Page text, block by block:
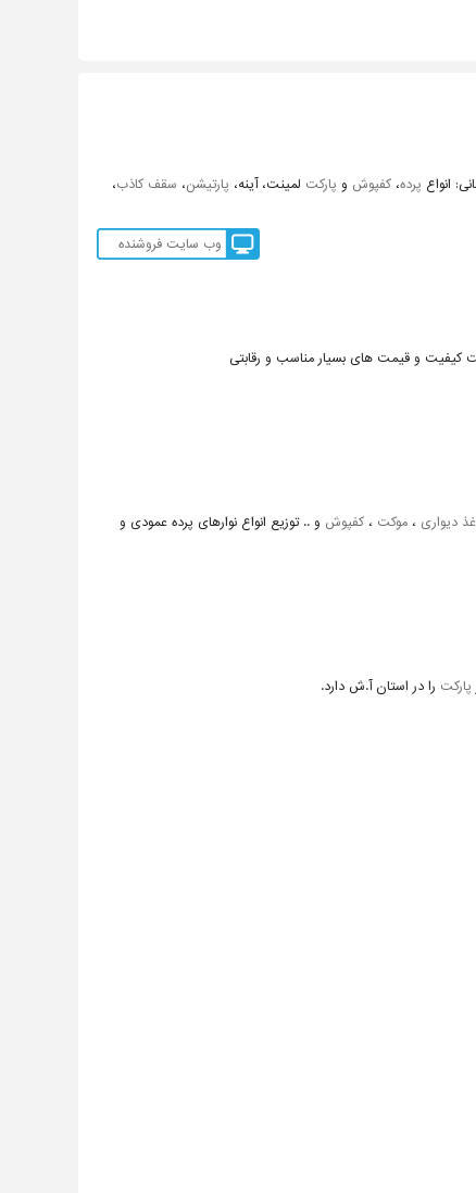
انواع پرده، کفپوش و پارکت لمینت، آینه، پارتیشن، سقف کاذب،
وب سایت فروشنده
کیفیت و قیمت های بسیار مناسب و رقابتی
دیواری ، موکت ، کفپوش و .. توزیع انواع نوارهای پرده عمودی و
پارکت را در استان آ.ش دارد.